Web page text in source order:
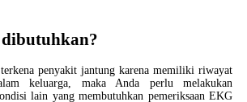
penyakit jantung karena memiliki riwayat
keluarga, maka Anda perlu melakukan
lain yang membutuhkan pemeriksaan EKG